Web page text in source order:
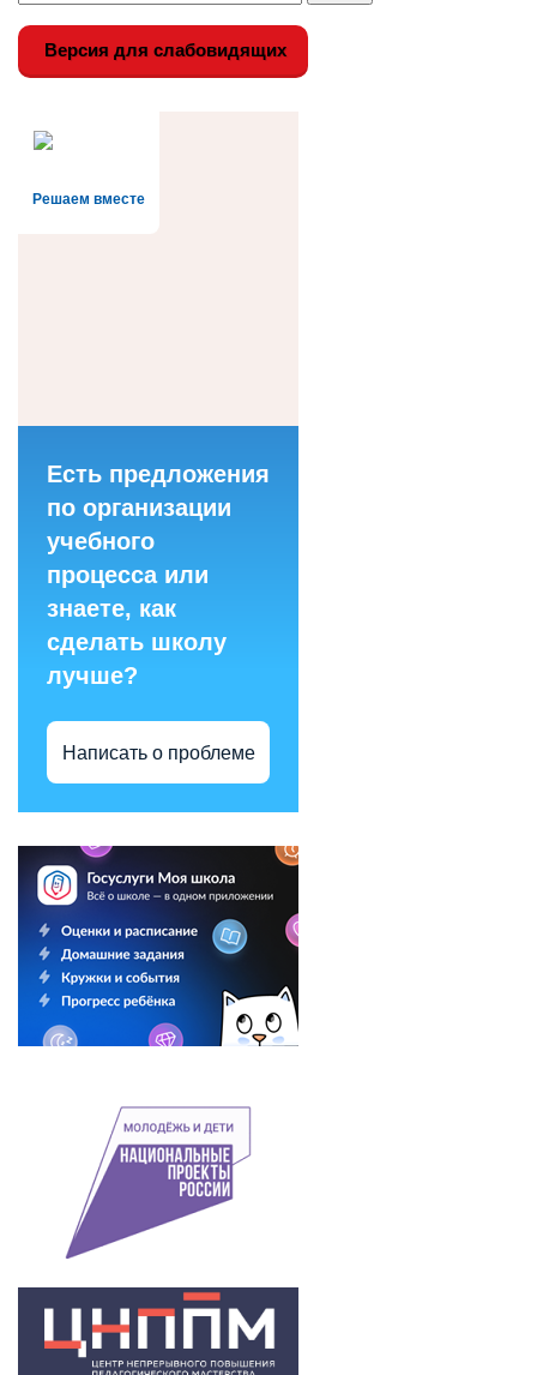
Версия для слабовидящих
Решаем вместе
Есть предложения
по организации
учебного
процесса или
знаете, как
сделать школу
лучше?
Написать о проблеме